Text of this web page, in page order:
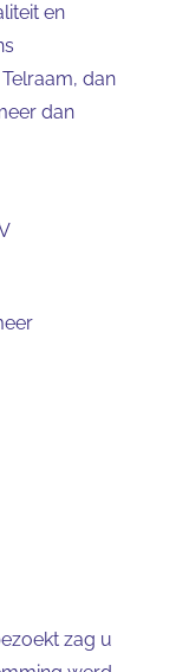
en
dan
dan
zag u